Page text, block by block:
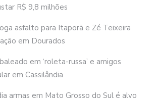
R$ 9,8 milhões
asfalto para Itaporã e Zé Teixeira
em Dourados
em ‘roleta-russa’ e amigos
em Cassilândia
armas em Mato Grosso do Sul é alvo